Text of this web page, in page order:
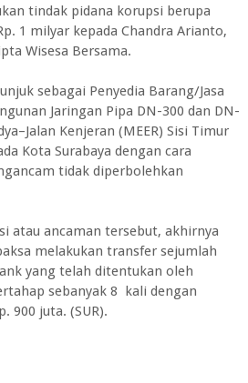
tindak pidana korupsi berupa
1 milyar kepada Chandra Arianto,
Wisesa Bersama.
sebagai Penyedia Barang/Jasa
Jaringan Pipa DN-300 dan DN-
Kenjeran (MEER) Sisi Timur
Kota Surabaya dengan cara
tidak diperbolehkan
atau ancaman tersebut, akhirnya
melakukan transfer sejumlah
yang telah ditentukan oleh
sebanyak 8 kali dengan
900 juta. (SUR).